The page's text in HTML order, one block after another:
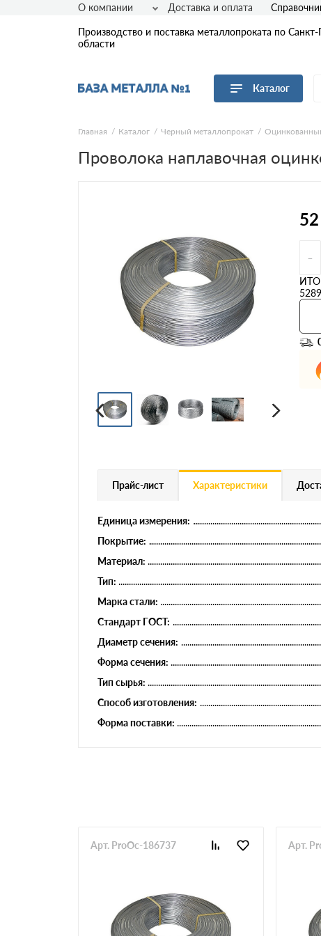
Производство и поставка металлопроката по
области
Каталог
Перейти в каталог
Арматура
Фасонный прокат
Оцинкованный прокат
Рулонная сталь
Винтовые сваи
Профнастил
Евроштакетник
Цветной металлопрокат
О компании Доставка и оплата
Главная Каталог Черный металлопрокат
Проволока наплавочная
-
Прайс-лист Характеристики
Единица измерения:
Покрытие:
Материал:
Тип:
Марка стали:
Стандарт ГОСТ:
Диаметр сечения:
Форма сечения:
Тип сырья:
Способ изготовления:
Форма поставки:
Арт. ProOc-186737 Арт.